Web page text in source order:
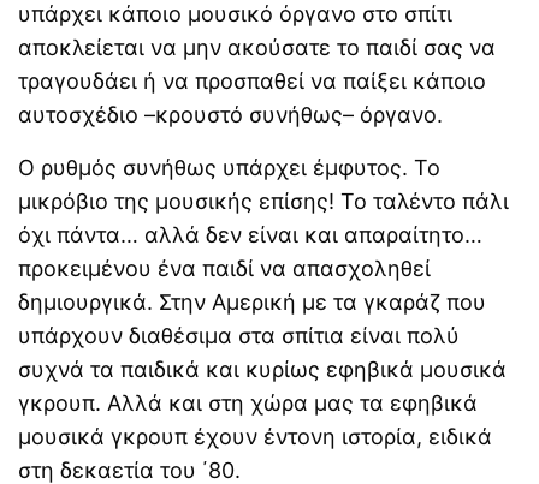
υπάρχει κάποιο μουσικό όργανο στο σπίτι
αποκλείεται να μην ακούσατε το παιδί σας να
τραγουδάει ή να προσπαθεί να παίξει κάποιο
αυτοσχέδιο –κρουστό συνήθως– όργανο.
Ο ρυθμός συνήθως υπάρχει έμφυτος. Το
μικρόβιο της μουσικής επίσης! Το ταλέντο πάλι
όχι πάντα… αλλά δεν είναι και απαραίτητο…
προκειμένου ένα παιδί να απασχοληθεί
δημιουργικά. Στην Αμερική με τα γκαράζ που
υπάρχουν διαθέσιμα στα σπίτια είναι πολύ
συχνά τα παιδικά και κυρίως εφηβικά μουσικά
γκρουπ. Αλλά και στη χώρα μας τα εφηβικά
μουσικά γκρουπ έχουν έντονη ιστορία, ειδικά
στη δεκαετία του ΄80.